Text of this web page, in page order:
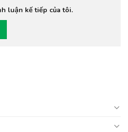
luận kế tiếp của tôi.